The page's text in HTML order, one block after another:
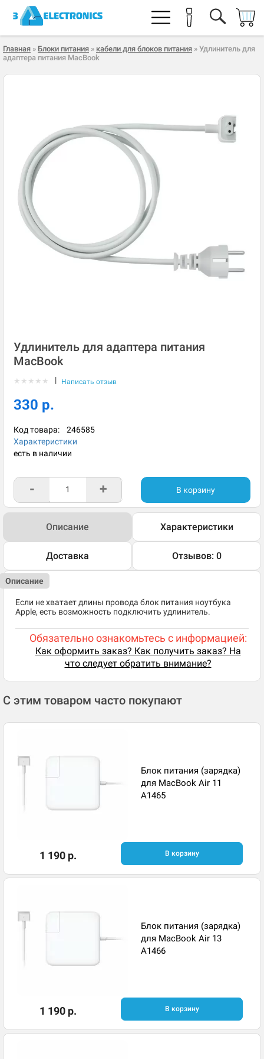
Главная » Блоки питания » кабели для блоков питания » Удлинитель для
адаптера питания MacBook
Удлинитель для адаптера питания
MacBook
★ ★ ★ ★ ★ | Написать отзыв
330 р.
Код товара: 246585
Характеристики
есть в наличии
- + В корзину
Описание Характеристики
Доставка Отзывов: 0
Описание
Если не хватает длины провода блок питания ноутбука
Apple, есть возможность подключить удлинитель.
Обязательно ознакомьтесь с информацией:
Как оформить заказ? Как получить заказ? На
что следует обратить внимание?
С этим товаром часто покупают
Блок питания (зарядка)
для MacBook Air 11
A1465
1 190 р. В корзину
Блок питания (зарядка)
для MacBook Air 13
A1466
1 190 р. В корзину